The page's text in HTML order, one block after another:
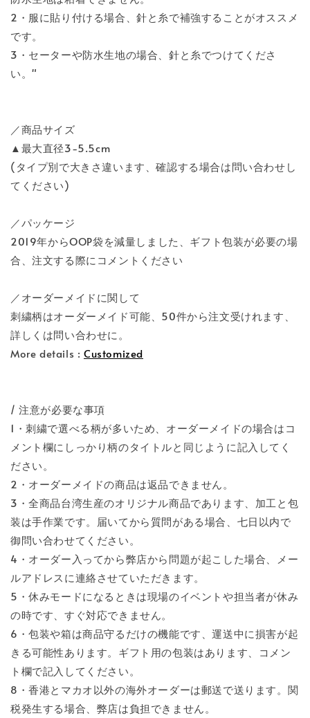
2・服に貼り付ける場合、針と糸で補強することがオススメ
です。
3・セーターや防水生地の場合、針と糸でつけてくださ
い。"
／商品サイズ
▲最大直径3-5.5cm
(タイプ別で大きさ違います、確認する場合は問い合わせし
てください)
／パッケージ
2019年からOOP袋を減量しました、ギフト包装が必要の場
合、注文する際にコメントください
／オーダーメイドに関して
刺繍柄はオーダーメイド可能、50件から注文受けれます、
詳しくは問い合わせに。
More details : Customized
/ 注意が必要な事項
1・刺繍で選べる柄が多いため、オーダーメイドの場合はコ
メント欄にしっかり柄のタイトルと同じように記入してく
ださい。
2・オーダーメイドの商品は返品できません。
3・全商品台湾生産のオリジナル商品であります、加工と包
装は手作業です。届いてから質問がある場合、七日以内で
御問い合わせてください。
4・オーダー入ってから弊店から問題が起こした場合、メー
ルアドレスに連絡させていただきます。
5・休みモードになるときは現場のイベントや担当者が休み
の時です、すぐ対応できません。
6・包装や箱は商品守るだけの機能です、運送中に損害が起
きる可能性あります。ギフト用の包装はあります、コメン
ト欄で記入してください。
8・香港とマカオ以外の海外オーダーは郵送で送ります。関
税発生する場合、弊店は負担できません。